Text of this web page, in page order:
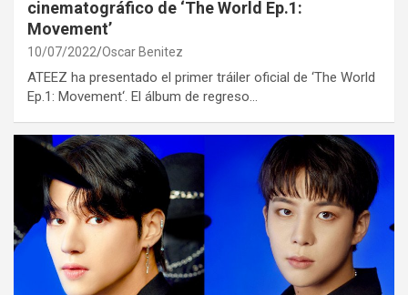
cinematográfico de ‘The World Ep.1:
Movement’
10/07/2022 Oscar Benitez
ATEEZ ha presentado el primer tráiler oficial de ‘The World
Ep.1: Movement‘. El álbum de regreso…